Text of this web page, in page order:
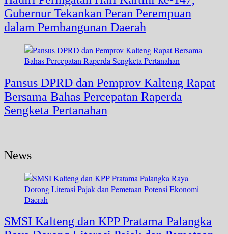
Gubernur Tekankan Peran Perempuan
dalam Pembangunan Daerah
Pansus DPRD dan Pemprov Kalteng Rapat
Bersama Bahas Percepatan Raperda
Sengketa Pertanahan
News
SMSI Kalteng dan KPP Pratama Palangka